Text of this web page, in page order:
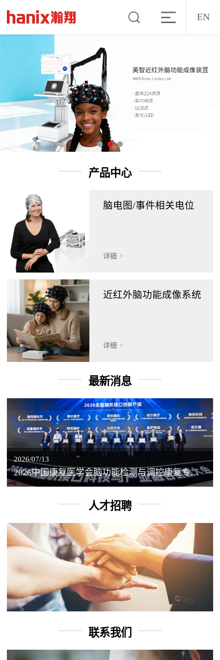
EN
产品中心
脑电图/事件相关电位
详细
近红外脑功能成像系统
详细
最新消息
2026/07/13
2026中国康复医学会脑功能检测与调控康复专业委员会学术年会丨脑客中国：脑机接口——EEG驱动TMS闭环调控工作坊
人才招聘
联系我们